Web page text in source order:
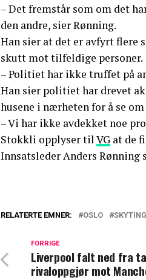
– Det fremstår som om det
den andre, sier Rønning.
Han sier at det er avfyrt flere
skutt mot tilfeldige personer.
– Politiet har ikke truffet på
Han sier politiet har drevet
husene i nærheten for å se
– Vi har ikke avdekket noe
Stokkli opplyser tilVG at de
Innsatsleder Anders
RELATERTE EMNER: OSLO SKYTING
FORRIGE
Liverpool falt ned fra
rivaloppgjør mot